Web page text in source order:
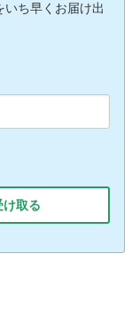
ち早くお届け出
取る